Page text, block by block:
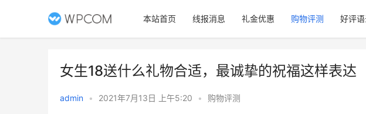
本站首页 线报消息 礼金优惠 购物评测 好评
女生18送什么礼物合适，最诚挚的祝福这样表达
admin • 2021年7月13日 上午5:20 • 购物评测